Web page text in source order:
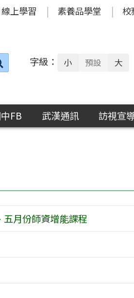
線上學習 素養品學堂 校
搜
字級： 小 預設 大
FB 武漢通訊
訪視宣
月份師資增能課程